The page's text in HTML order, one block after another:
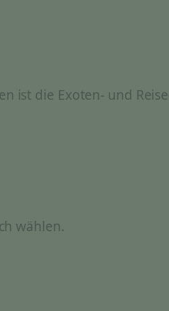
ist die Exoten- und
wählen.